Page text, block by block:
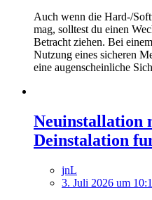
Auch wenn die Hard-/
mag, solltest du einen
Betracht ziehen. Bei
Nutzung eines sicheren
eine augenscheinliche
Neuinstallation
Deinstalation
jnL
3. Juli 2026 um